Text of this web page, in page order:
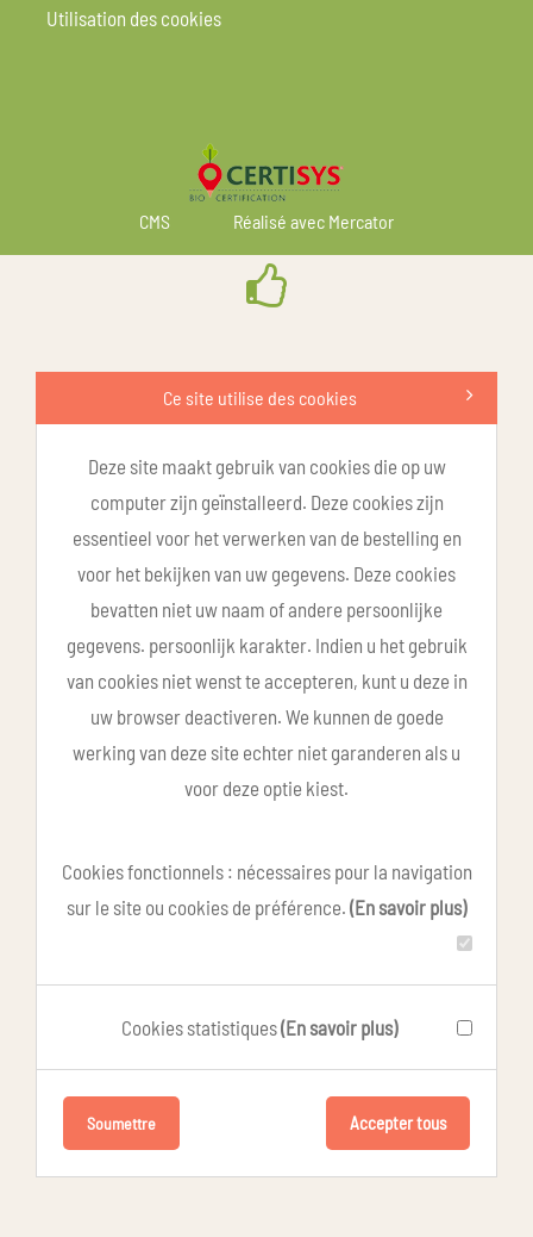
Utilisation des cookies
CMS Réalisé avec Mercator
Ce site utilise des cookies
Deze site maakt gebruik van cookies die op uw
computer zijn geïnstalleerd. Deze cookies zijn
essentieel voor het verwerken van de bestelling en
voor het bekijken van uw gegevens. Deze cookies
bevatten niet uw naam of andere persoonlijke
gegevens. persoonlijk karakter. Indien u het gebruik
van cookies niet wenst te accepteren, kunt u deze in
uw browser deactiveren. We kunnen de goede
werking van deze site echter niet garanderen als u
voor deze optie kiest.
Cookies fonctionnels : nécessaires pour la navigation
sur le site ou cookies de préférence. (En savoir plus)
Cookies statistiques(En savoir plus)
Soumettre Accepter tous